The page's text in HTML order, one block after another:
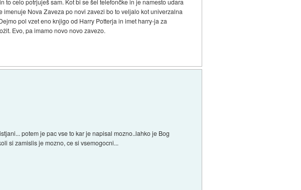
celo potrjuješ sam. Kot bi se šel telefončke in je namesto udara
Nova Zaveza po novi zavezi bo to veljalo kot univerzalna
pol vzet eno knjigo od Harry Potterja in imet harry-ja za
Evo, pa imamo novo novo zavezo.
potem je pac vse to kar je napisal mozno..lahko je Bog
si zamislis je mozno, ce si vsemogocni...